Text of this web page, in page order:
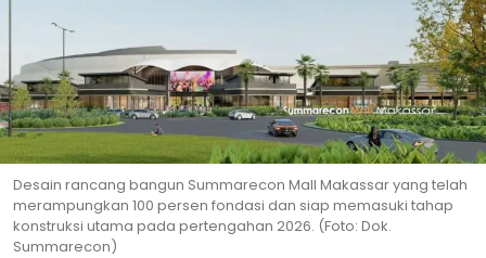
Desain rancang bangun Summarecon Mall Makassar yang telah
merampungkan 100 persen fondasi dan siap memasuki tahap
konstruksi utama pada pertengahan 2026. (Foto: Dok.
Summarecon)